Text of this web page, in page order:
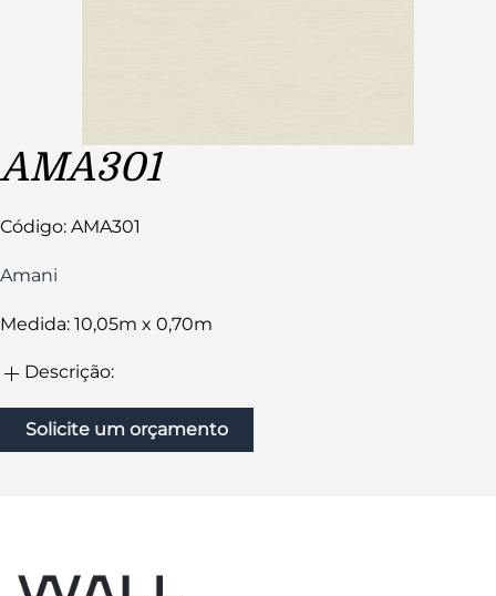
AMA301
Código: AMA301
Amani
Medida: 10,05m x 0,70m
Descrição:
Solicite um orçamento